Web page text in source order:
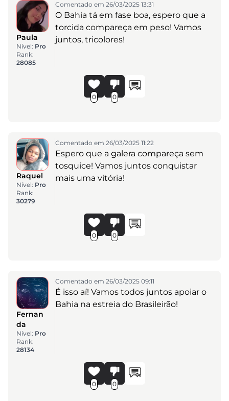
Paula
Nível: Pro
Rank:
28085
Comentado em 26/03/2025 13:31
O Bahia tá em fase boa, espero que a
torcida compareça em peso! Vamos
juntos, tricolores!
0 0
Raquel
Nível: Pro
Rank:
30279
Comentado em 26/03/2025 11:22
Espero que a galera compareça sem
tosquice! Vamos juntos conquistar
mais uma vitória!
0 0
Fernan
da
Nível: Pro
Rank:
28134
Comentado em 26/03/2025 09:11
É isso aí! Vamos todos juntos apoiar o
Bahia na estreia do Brasileirão!
0 0